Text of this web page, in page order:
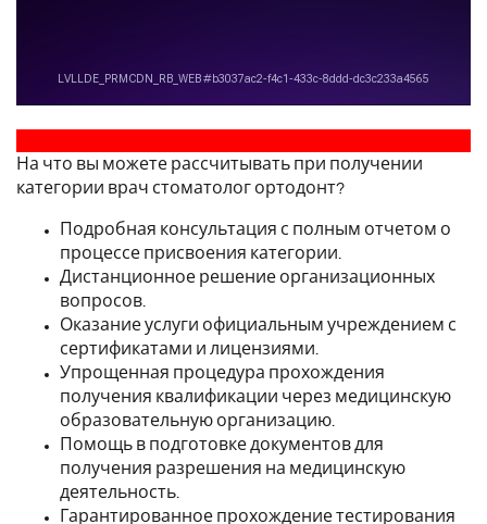
На что вы можете рассчитывать при получении
категории врач стоматолог ортодонт?
Подробная консультация с полным отчетом о
процессе присвоения категории.
Дистанционное решение организационных
вопросов.
Оказание услуги официальным учреждением с
сертификатами и лицензиями.
Упрощенная процедура прохождения
получения квалификации через медицинскую
образовательную организацию.
Помощь в подготовке документов для
получения разрешения на медицинскую
деятельность.
Гарантированное прохождение тестирования